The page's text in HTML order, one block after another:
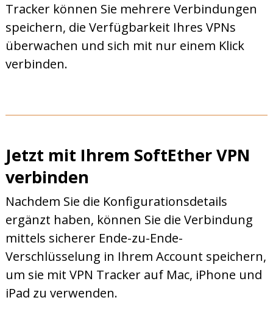
Tracker können Sie mehrere Verbindungen
speichern, die Verfügbarkeit Ihres VPNs
überwachen und sich mit nur einem Klick
verbinden.
Jetzt mit Ihrem SoftEther VPN
verbinden
Nachdem Sie die Konfigurationsdetails
ergänzt haben, können Sie die Verbindung
mittels sicherer Ende-zu-Ende-
Verschlüsselung in Ihrem Account speichern,
um sie mit VPN Tracker auf Mac, iPhone und
iPad zu verwenden.